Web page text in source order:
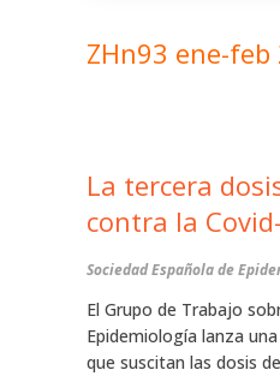
ZHn93 ene-
La tercera
contra la
Sociedad Española de
El Grupo de Trabajo
Epidemiología lanza
que suscitan las dosis